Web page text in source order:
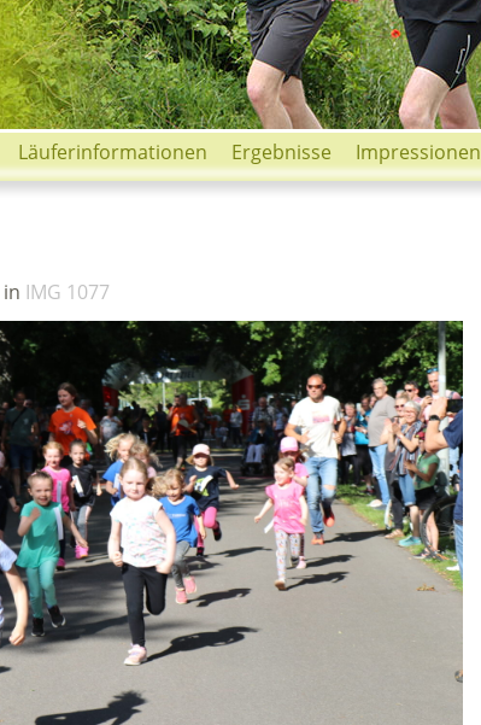
Läuferinformationen Ergebnisse Impressionen
in IMG 1077